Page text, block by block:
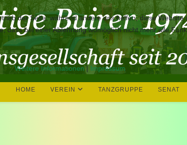
HOME VEREIN TANZGRUPPE SENAT
der Seite, während andere uns helfen, diese
bei einer Ablehnung womöglich nicht mehr alle
Weitere Informationen| Impressum